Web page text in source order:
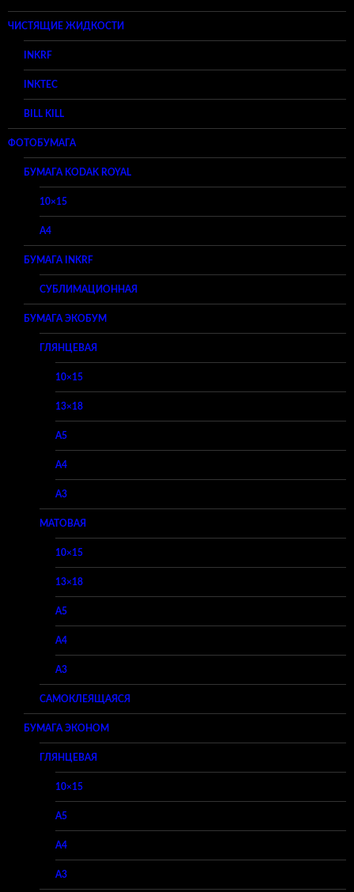
ЧИСТЯЩИЕ ЖИДКОСТИ
INKRF
INKTEC
BILL KILL
ФОТОБУМАГА
БУМАГА KODAK ROYAL
10×15
A4
БУМАГА INKRF
СУБЛИМАЦИОННАЯ
БУМАГА ЭКОБУМ
ГЛЯНЦЕВАЯ
10×15
13×18
A5
A4
A3
МАТОВАЯ
10×15
13×18
A5
A4
A3
САМОКЛЕЯЩАЯСЯ
БУМАГА ЭКОНОМ
ГЛЯНЦЕВАЯ
10×15
A5
A4
A3